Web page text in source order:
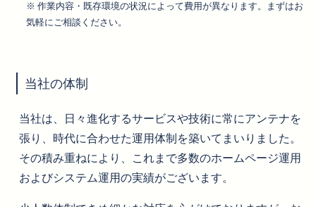
※ 作業内容・既存環境の状況によって費用が異なります。まずはお
気軽にご相談ください。
当社の体制
当社は、日々進化するサービスや技術に常にアンテナを
張り、時代に合わせた運用体制を築いてまいりました。
その積み重ねにより、これまで多数のホームページ運用
およびシステム運用の実績がございます。